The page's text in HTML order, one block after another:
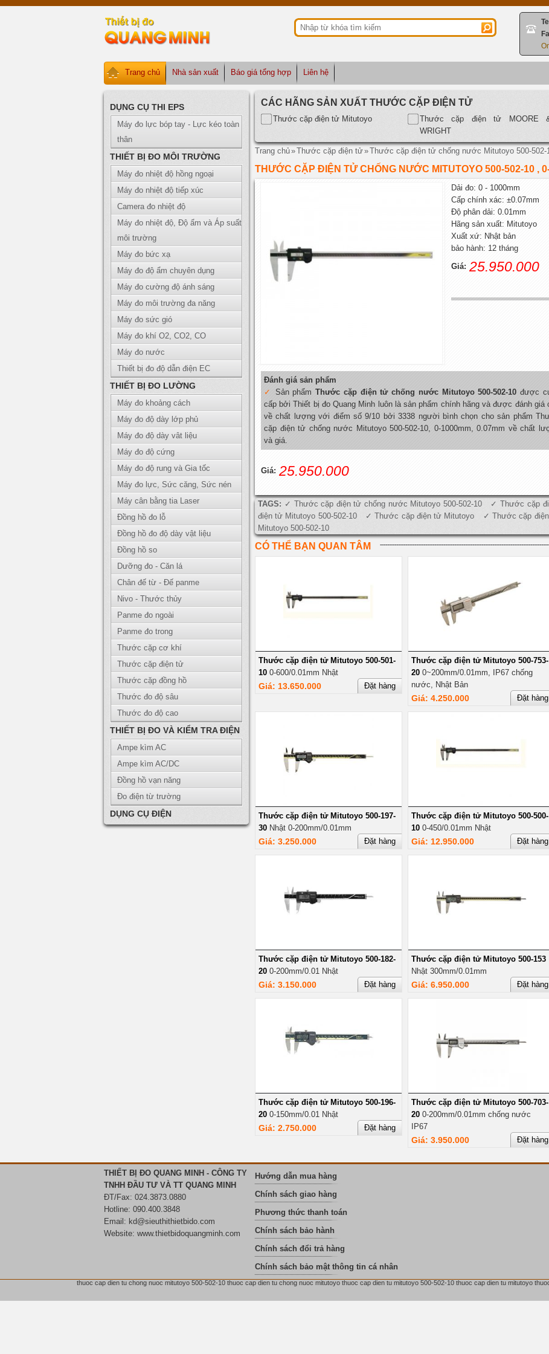
Trang chủ Nhà sản xuất Báo giá tổng hợp Liên hệ
DỤNG CỤ THI EPS
Máy đo lực bóp tay - Lực kéo toàn
thân
THIẾT BỊ ĐO MÔI TRƯỜNG
Máy đo nhiệt độ hồng ngoại
Máy đo nhiệt độ tiếp xúc
Camera đo nhiệt độ
Máy đo nhiệt độ, Độ ẩm và Áp suất
môi trường
Máy đo bức xạ
Máy đo độ ẩm chuyên dụng
Máy đo cường độ ánh sáng
Máy đo môi trường đa năng
Máy đo sức gió
Máy đo khí O2, CO2, CO
Máy đo nước
Thiết bị đo độ dẫn điện EC
THIẾT BỊ ĐO LƯỜNG
Máy đo khoảng cách
Máy đo độ dày lớp phủ
Máy đo độ dày vât liệu
Máy đo độ cứng
Máy đo độ rung và Gia tốc
Máy đo lực, Sức căng, Sức nén
Máy cân bằng tia Laser
Đồng hồ đo lỗ
Đồng hồ đo độ dày vật liệu
Đồng hồ so
Dưỡng đo - Căn lá
Chân đế từ - Đế panme
Nivo - Thước thủy
Panme đo ngoài
Panme đo trong
Thước cặp cơ khí
Thước cặp điện tử
Thước cặp đồng hồ
Thước đo độ sâu
Thước đo độ cao
THIẾT BỊ ĐO VÀ KIỂM TRA ĐIỆN
Ampe kìm AC
Ampe kìm AC/DC
Đồng hồ vạn năng
Đo điện từ trường
DỤNG CỤ ĐIỆN
CÁC HÃNG SẢN XUẤT THƯỚC CẶP ĐIỆN TỬ
Thước cặp điện tử Mitutoyo
Thước cặp điện tử MOORE
WRIGHT
Trang chủ»Thước cặp điện tử»Thước cặp điện tử chống nước Mitutoyo 500-502-
THƯỚC CẶP ĐIỆN TỬ CHỐNG NƯỚC MITUTOYO 500-502-10 ,
Dải đo: 0 - 1000mm
Cấp chính xác: ±0.07mm
Độ phân dải: 0.01mm
Hãng sản xuất: Mitutoyo
Xuất xứ: Nhật bản
bảo hành: 12 tháng
Giá: 25.950.000
Đánh giá sản phẩm
Sản phẩmThước cặp điện tử chống nước Mitutoyo 500-502-10 được
cấp bởi Thiết bị đo Quang Minh luôn là sản phẩm chính hãng và được đánh giá
về chất lượng với điểm số 9/10 bởi 3338 người bình chọn cho sản phẩm
cặp điện tử chống nước Mitutoyo 500-502-10, 0-1000mm, 0.07mm về chất
và giá.
Giá: 25.950.000
TAGS: Thước cặp điện tử chống nước Mitutoyo 500-502-10 Thước cặp
điện tử Mitutoyo 500-502-10
Thước cặp điện tử Mitutoyo Thước cặp
Mitutoyo 500-502-10
CÓ THỂ BẠN QUAN TÂM
Thước cặp điện tử Mitutoyo 500-501-
10 0-600/0.01mm Nhật
Giá: 13.650.000 Đặt hàng
Thước cặp điện tử Mitutoyo 500-753-
20 0~200mm/0.01mm, IP67 chống
nước, Nhật Bản
Giá: 4.250.000 Đặt hàng
Thước cặp điện tử Mitutoyo 500-197-
30 Nhật 0-200mm/0.01mm
Giá: 3.250.000 Đặt hàng
Thước cặp điện tử Mitutoyo 500-500-
10 0-450/0.01mm Nhật
Giá: 12.950.000 Đặt hàng
Thước cặp điện tử Mitutoyo 500-182-
20 0-200mm/0.01 Nhật
Giá: 3.150.000 Đặt hàng
Thước cặp điện tử Mitutoyo 500-153
Nhật 300mm/0.01mm
Giá: 6.950.000 Đặt hàng
Thước cặp điện tử Mitutoyo 500-196-
20 0-150mm/0.01 Nhật
Giá: 2.750.000 Đặt hàng
Thước cặp điện tử Mitutoyo 500-703-
20 0-200mm/0.01mm chống nước
IP67
Giá: 3.950.000 Đặt hàng
THIẾT BỊ ĐO QUANG MINH - CÔNG TY
TNHH ĐẦU TƯ VÀ TT QUANG MINH
ĐT/Fax: 024.3873.0880
Hotline: 090.400.3848
Email: kd@sieuthithietbido.com
Website: www.thietbidoquangminh.com
Hướng dẫn mua hàng
Chính sách giao hàng
Phương thức thanh toán
Chính sách bảo hành
Chính sách đổi trả hàng
Chính sách bảo mật thông tin cá nhân
thuoc cap dien tu chong nuoc mitutoyo 500-502-10 thuoc cap dien tu chong nuoc mitutoyo thuoc cap dien tu mitutoyo 500-502-10 thuoc cap dien tu mitutoyo